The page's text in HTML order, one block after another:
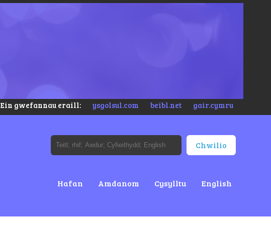
Ein gwefannau eraill: ysgolsul.com beibl.net gair.cymru
Hafan Amdanom Cysylltu English